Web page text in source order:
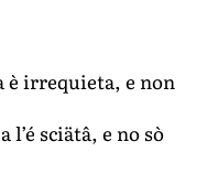
irrequieta, e non
l’é sciätâ, e no sò